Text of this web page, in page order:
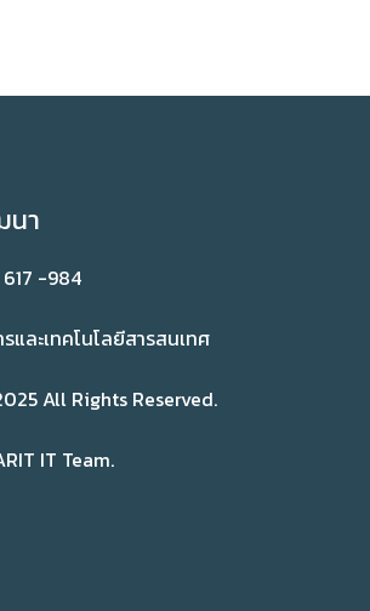
นา
-984
และเทคโนโลยีสารสนเทศ
All Rights Reserved.
IT Team.